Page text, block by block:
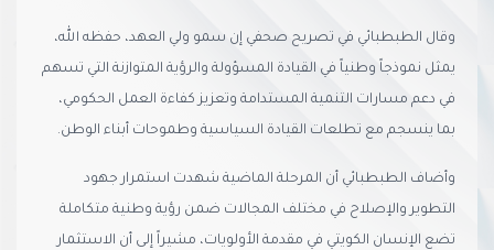
وقال الطبطبائي في تصريح صحفي إن سمو ولي العهد، حفظه الله،
يمثل نموذجاً وطنياً في القيادة المسؤولة والرؤية المتوازنة التي تسهم
في دعم مسارات التنمية المستدامة وتعزيز كفاءة العمل الحكومي،
بما ينسجم مع تطلعات القيادة السياسية وطموحات أبناء الوطن.
وأضاف الطبطبائي أن المرحلة الماضية شهدت استمرار جهود
التطوير والإصلاح في مختلف المجالات ضمن رؤية وطنية متكاملة
تضع الإنسان الكويتي في مقدمة الأولويات، مشيراً إلى أن الاستثمار